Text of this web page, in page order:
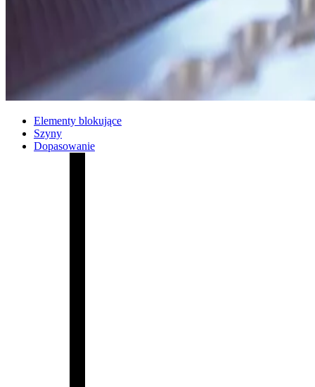
Elementy blokujące
Szyny
Dopasowanie